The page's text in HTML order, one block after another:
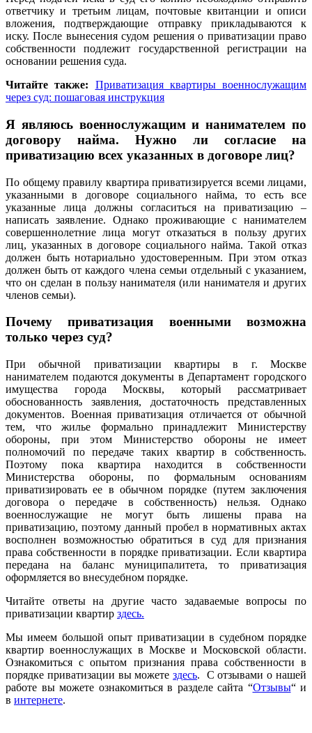
ответчику и третьим лицам, почтовые квитанции и описи
вложения, подтверждающие отправку прикладываются к
иску. После вынесения судом решения о приватизации право
собственности подлежит государственной регистрации на
основании решения суда.
Читайте также:
Приватизация квартиры военнослужащим
через суд: пошаговая инструкция
Я являюсь военнослужащим и нанимателем по
договору найма. Нужно ли согласие на
приватизацию всех указанных в договоре лиц?
По общему правилу квартира приватизируется всеми лицами,
указанными в договоре социального найма, то есть все
указанные лица должны согласиться на приватизацию –
написать заявление. Однако проживающие с нанимателем
совершеннолетние лица могут отказаться в пользу других
лиц, указанных в договоре социального найма. Такой отказ
должен быть нотариально удостоверенным. При этом отказ
должен быть от каждого члена семьи отдельный с указанием,
что он сделан в пользу нанимателя (или нанимателя и других
членов семьи).
Почему приватизация военными возможна
только через суд?
При обычной приватизации квартиры в г. Москве
нанимателем подаются документы в Департамент городского
имущества города Москвы, который рассматривает
обоснованность заявления, достаточность представленных
документов. Военная приватизация отличается от обычной
тем, что жилье формально принадлежит Министерству
обороны, при этом Министерство обороны не имеет
полномочий по передаче таких квартир в собственность.
Поэтому пока квартира находится в собственности
Министерства обороны, по формальным основаниям
приватизировать ее в обычном порядке (путем заключения
договора о передаче в собственность) нельзя. Однако
военнослужащие не могут быть лишены права на
приватизацию, поэтому данный пробел в нормативных актах
восполнен возможностью обратиться в суд для признания
права собственности в порядке приватизации. Если квартира
передана на баланс муниципалитета, то приватизация
оформляется во внесудебном порядке.
Читайте ответы на другие часто задаваемые вопросы по
приватизации квартир здесь.
Мы имеем большой опыт приватизации в судебном порядке
квартир военнослужащих в Москве и Московской области.
Ознакомиться с опытом признания права собственности в
порядке приватизации вы можетездесь. С отзывами о нашей
работе вы можете ознакомиться в разделе сайта “Отзывы“ и
в интернете.